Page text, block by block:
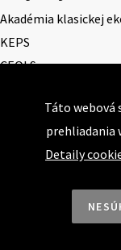
Akadémia klasickej
KEPS
CEQLS
Cena Ernesta Valka
Študentská esej
Deň daňového
Táto webová
prehliadania
Detaily